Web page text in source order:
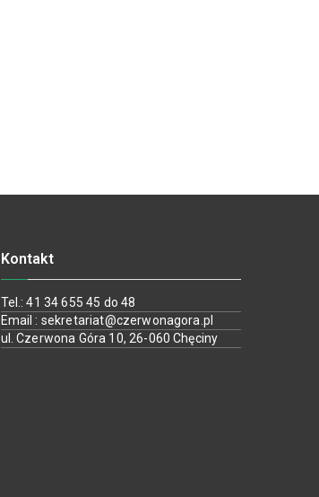
Kontakt
Tel.: 41 34 655 45 do 48
Email : sekretariat@czerwonagora.pl
ul. Czerwona Góra 10, 26-060 Chęciny